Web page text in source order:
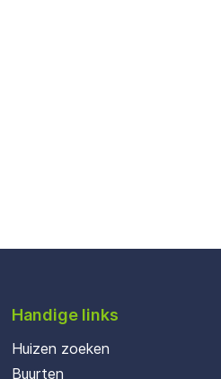
Handige links
Huizen zoeken
Buurten